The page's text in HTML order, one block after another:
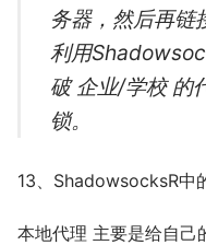
务器，然后再
利用
破 企业/学校 的
锁。
13、ShadowsocksR中
本地代理 主要是给自己